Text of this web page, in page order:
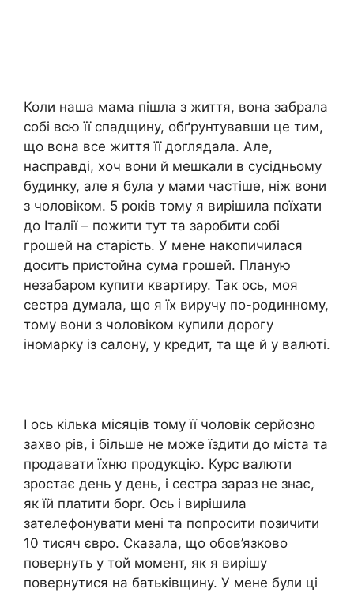
Коли наша мама пішла з життя, вона забрала
собі всю її спадщину, обґрунтувавши це тим,
що вона все життя її доглядала. Але,
насправді, хоч вони й мешкали в сусідньому
будинку, але я була у мами частіше, ніж вони
з чоловіком. 5 років тому я вирішила поїхати
до Італії – пожити тут та заробити собі
грошей на старість. У мене накопичилася
досить пристойна сума грошей. Планую
незабаром купити квартиру. Так ось, моя
сестра думала, що я їх виручу по-родинному,
тому вони з чоловіком купили дорогу
іномарку із салону, у кредит, та ще й у валюті.
І ось кілька місяців тому її чоловік серйозно
захво рів, і більше не може їздити до міста та
продавати їхню продукцію. Курс валюти
зростає день у день, і сестра зараз не знає,
як їй платити борr. Ось і вирішила
зателефонувати мені та попросити позичити
10 тисяч євро. Сказала, що обов’язково
повернуть у той момент, як я вирішу
повернутися на батьківщину. У мене були ці